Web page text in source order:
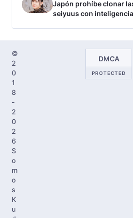
Japón prohíbe clonar
seiyuus con
©
2
0
1
8
-
2
0
2
6
S
o
m
o
s
K
u
DMCA
PROTECTED